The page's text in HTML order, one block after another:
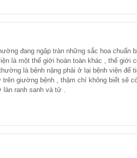
2025"
" TC. HT Chia Sẻ Yêu
Thương 2025
ĐẾN VỚI NGƯỜI KHIẾM
BÌNH THUẬN
đang ngập tràn những sắc hoa chuẩn
là một thế giới hoàn toàn khác , thế giới
là bệnh nặng phải ở lại bệnh viện để
trên giường bệnh , thậm chí không biết sẽ
làn ranh sanh và tử .